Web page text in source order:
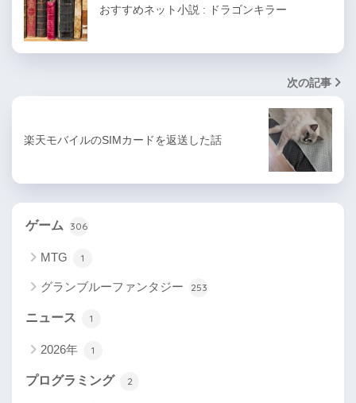
おすすめネット小説 : ドラゴンキラー
次の記事
楽天モバイルのSIMカードを返送した話
ゲーム 306
MTG 1
グランブルーファンタジー 253
ニュース 1
2026年 1
プログラミング 2